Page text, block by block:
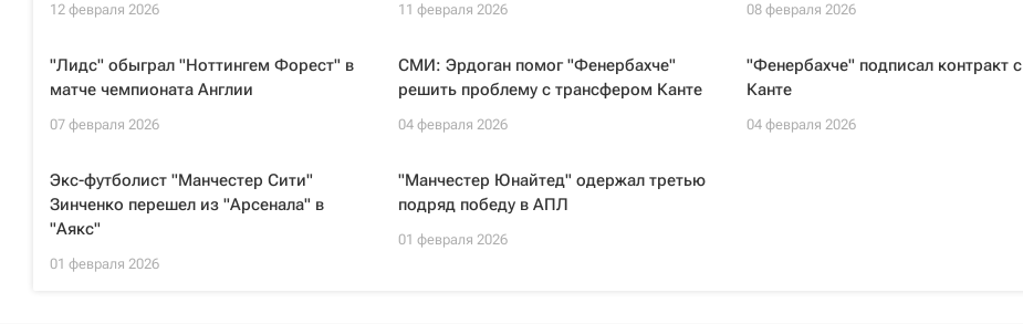
12 февраля 2026 11 февраля 2026 08 февраля 2026
"Лидс" обыграл "Ноттингем Форест" в
матче чемпионата Англии
07 февраля 2026
СМИ: Эрдоган помог "Фенербахче"
решить проблему с трансфером Канте
04 февраля 2026
"Фенербахче" подписал контракт с
Канте
04 февраля 2026
Экс-футболист "Манчестер Сити"
Зинченко перешел из "Арсенала" в
"Аякс"
01 февраля 2026
"Манчестер Юнайтед" одержал третью
подряд победу в АПЛ
01 февраля 2026